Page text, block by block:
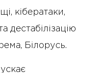
кібератаки,
дестабілізацію
Білорусь.